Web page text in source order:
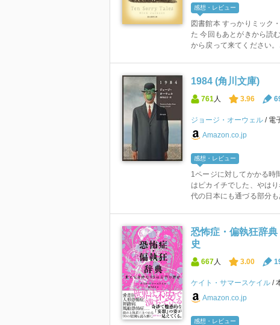
感想・レビュー
図書館本 すっかりミック
た 今回もあとがきから読
から戻って来てください
1984 (角川文庫)
761人 3.96
ジョージ・オーウェル 電
Amazon.co.jp
感想・レビュー
1ページに対してかかる時
はピカイチでした、やは
代の日本にも通づる部分
恐怖症・偏執狂辞
史
667 人 3.00
ケイト・サマースケイル
Amazon.co.jp
感想・レビュー